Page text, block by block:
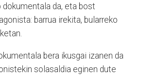
dokumentala da, eta bost
barrua irekita, bularreko
bera ikusgai izanen da
solasaldia eginen dute